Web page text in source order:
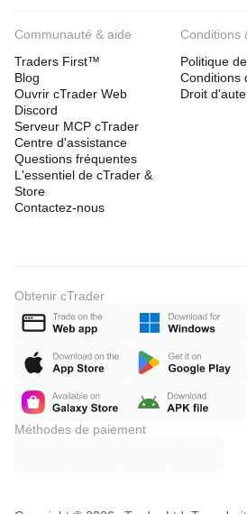
Communauté & aide
Traders First™
Blog
Ouvrir cTrader Web
Discord
Serveur MCP cTrader
Centre d'assistance
Questions fréquentes
L'essentiel de cTrader &
Store
Contactez-nous
Conditions
Politique
Conditions
Droit
Obtenir cTrader
Méthodes de paiement